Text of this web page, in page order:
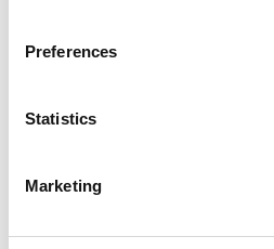
Preferences
Statistics
Marketing